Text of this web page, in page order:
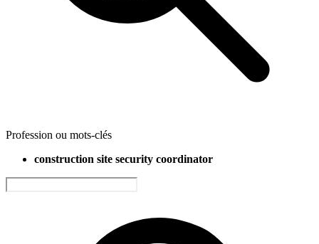
Profession ou mots-clés
construction site security coordinator